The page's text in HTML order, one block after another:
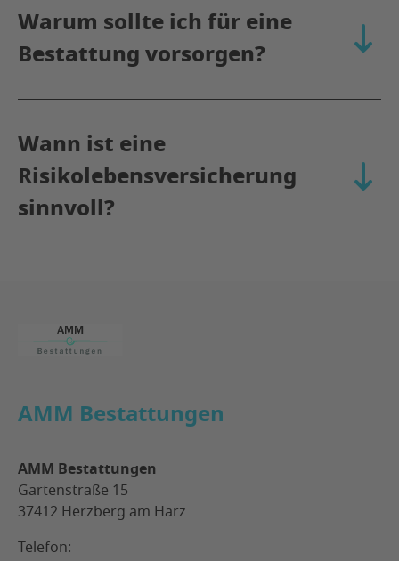
Warum sollte ich für eine
Bestattung vorsorgen?
Wann ist eine
Risikolebensversicherung
sinnvoll?
Footer
AMM Bestattungen
AMM Bestattungen
Gartenstraße 15
37412 Herzberg am Harz
Telefon: